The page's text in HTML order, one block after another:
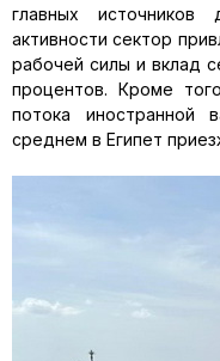
главных
активности сектор
рабочей силы и вклад
процентов. Кроме
потока
среднем в Египет